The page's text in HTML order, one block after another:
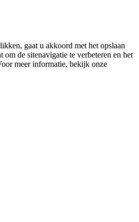
gaat u akkoord met het opslaan
om de sitenavigatie te verbeteren en het
meer informatie, bekijk onze